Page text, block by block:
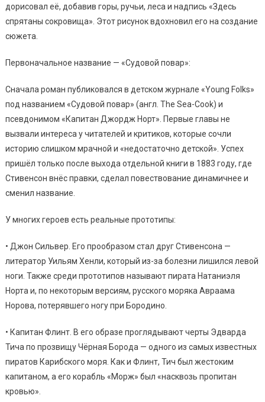
дорисовал её, добавив горы, ручьи, леса и надпись «Здесь
спрятаны сокровища». Этот рисунок вдохновил его на создание
сюжета.
Первоначальное название — «Судовой повар»:
Сначала роман публиковался в детском журнале «Young Folks»
под названием «Судовой повар» (англ. The Sea-Cook) и
псевдонимом «Капитан Джордж Норт». Первые главы не
вызвали интереса у читателей и критиков, которые сочли
историю слишком мрачной и «недостаточно детской». Успех
пришёл только после выхода отдельной книги в 1883 году, где
Стивенсон внёс правки, сделал повествование динамичнее и
сменил название.
У многих героев есть реальные прототипы:
• Джон Сильвер. Его прообразом стал друг Стивенсона —
литератор Уильям Хенли, который из-за болезни лишился левой
ноги. Также среди прототипов называют пирата Натаниэля
Норта и, по некоторым версиям, русского моряка Авраама
Норова, потерявшего ногу при Бородино.
• Капитан Флинт. В его образе проглядывают черты Эдварда
Тича по прозвищу Чёрная Борода — одного из самых известных
пиратов Карибского моря. Как и Флинт, Тич был жестоким
капитаном, а его корабль «Морж» был «насквозь пропитан
кровью».